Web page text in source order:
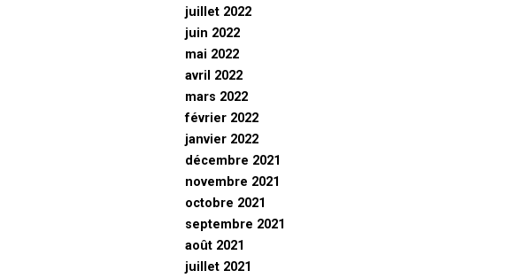
juillet 2022
juin 2022
mai 2022
avril 2022
mars 2022
février 2022
janvier 2022
décembre 2021
novembre 2021
octobre 2021
septembre 2021
août 2021
juillet 2021